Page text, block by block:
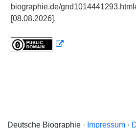
biographie.de/
[08.08.2026].
Deutsche Biographie · Impressum·